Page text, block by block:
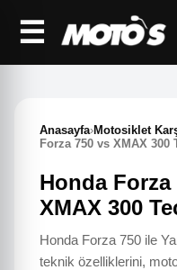
☰
Anasayfa›Motosiklet
Forza 750 vs XMAX 300
Honda Forza
XMAX 300
Honda Forza 750 ile
teknik özelliklerini,